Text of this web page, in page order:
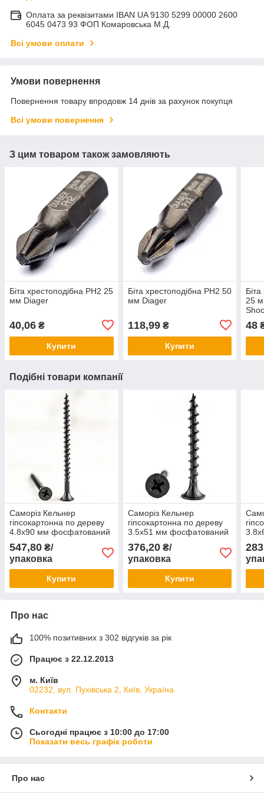
Оплата за реквізитами IBAN UA 9130 5299 00000 2600
6045 0473 93 ФОП Комаровська М.Д.
Всі умови оплати
Умови повернення
Повернення товару впродовж 14 днів за рахунок покупця
Всі умови повернення
З цим товаром також замовляють
Біта хрестоподібна PH2 25
мм Diager
40,06 ₴
Купити
Біта хрестоподібна PH2 50
мм Diager
118,99₴
Купити
25
48
Подібні товари компанії
Саморіз Кельнер
гіпсокартонна по дереву
4.8х90 мм фосфатований
Koelner 250 шт.
547,80 ₴/
упаковка
Купити
Саморіз Кельнер
гіпсокартонна по дереву
3.5х51 мм фосфатований
Koelner 500 шт.
376,20₴/
упаковка
Купити
Про нас
100% позитивних з 302 відгуків за рік
Працює з 22.12.2013
м. Київ
02232, вул. Пухівська 2, Київ, Україна
Контакти
Сьогодні працює з 10:00 до 17:00
Показати весь графік роботи
Про нас